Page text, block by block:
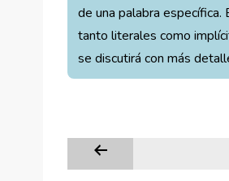
de una palabra
tanto literales como
se discutirá con más